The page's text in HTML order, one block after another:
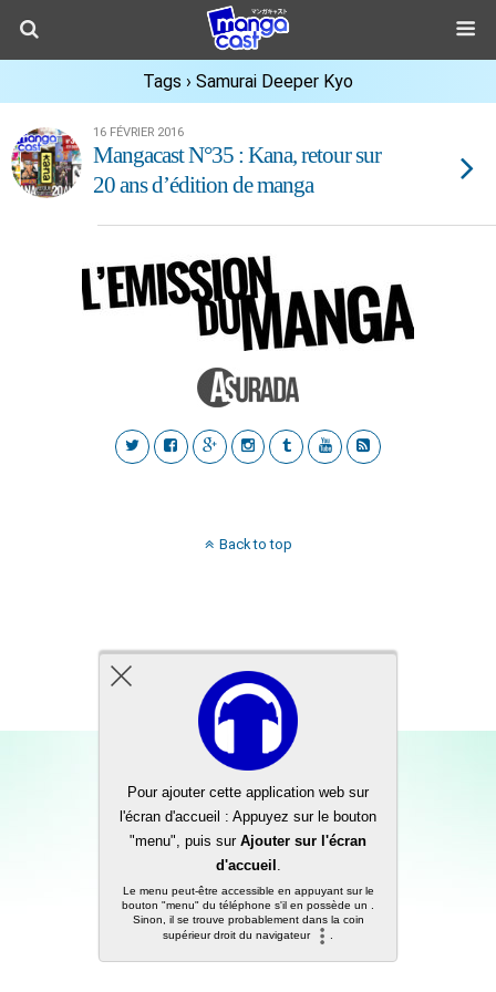
Tags › Samurai Deeper Kyo
16 FÉVRIER 2016
Mangacast N°35 : Kana, retour sur
20 ans d’édition de manga
Back to top